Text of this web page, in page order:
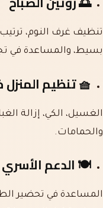
تنظيف غرف النوم،
بسيط، والمساعدة في
🧺تنظيم المنزل
الغسيل، الكي، إزالة
والحمامات.
🍽️الدعم
المساعدة في تحضير